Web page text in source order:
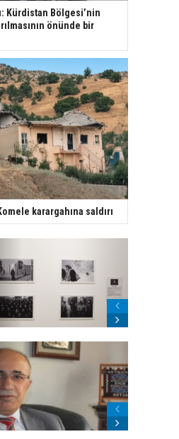
Kürdistan Bölgesi’nin
önünde bir
karargahına saldırı